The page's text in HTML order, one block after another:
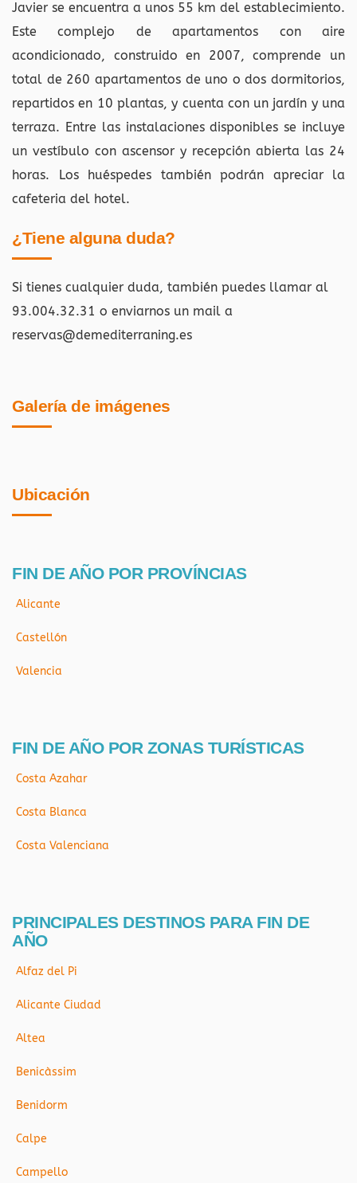
Javier se encuentra a unos 55 km del establecimiento.
Este complejo de apartamentos con aire
acondicionado, construido en 2007, comprende un
total de 260 apartamentos de uno o dos dormitorios,
repartidos en 10 plantas, y cuenta con un jardín y una
terraza. Entre las instalaciones disponibles se incluye
un vestíbulo con ascensor y recepción abierta las 24
horas. Los huéspedes también podrán apreciar la
cafeteria del hotel.
¿Tiene alguna duda?
Si tienes cualquier duda, también puedes llamar al
93.004.32.31 o enviarnos un mail a
reservas@demediterraning.es
Galería de imágenes
Ubicación
FIN DE AÑO POR PROVÍNCIAS
Alicante
Castellón
Valencia
FIN DE AÑO POR ZONAS TURÍSTICAS
Costa Azahar
Costa Blanca
Costa Valenciana
PRINCIPALES DESTINOS PARA FIN DE
AÑO
Alfaz del Pi
Alicante Ciudad
Altea
Benicàssim
Benidorm
Calpe
Campello